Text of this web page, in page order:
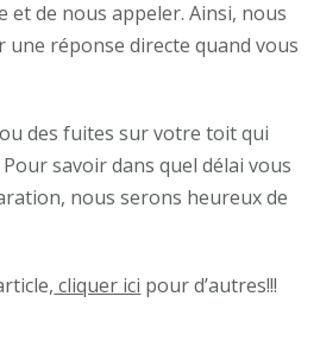
et de nous appeler. Ainsi, nous
réponse directe quand vous
des fuites sur votre toit qui
savoir dans quel délai vous
nous serons heureux de
cliquer ici pour d’autres!!!